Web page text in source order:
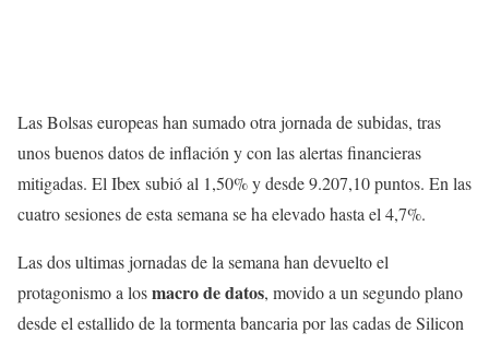
Las Bolsas europeas han sumado otra jornada de subidas, tras
unos buenos datos de inflación y con las alertas financieras
mitigadas. El Ibex subió al 1,50% y desde 9.207,10 puntos. En las
cuatro sesiones de esta semana se ha elevado hasta el 4,7%.
Las dos ultimas jornadas de la semana han devuelto el
protagonismo a losmacro de datos, movido a un segundo plano
desde el estallido de la tormenta bancaria por las cadas de Silicon